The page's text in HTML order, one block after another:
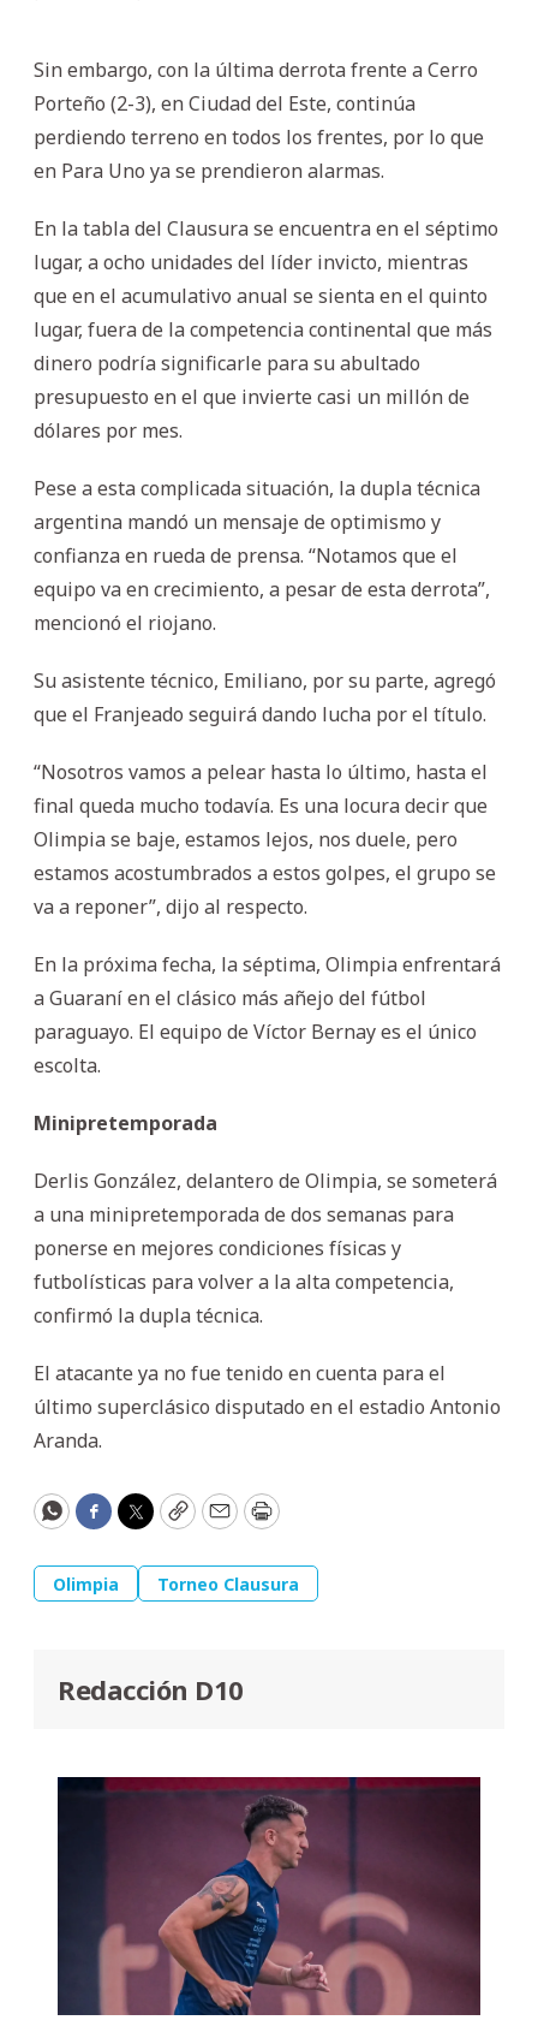
Sin embargo, con la última derrota frente a Cerro
Porteño (2-3), en Ciudad del Este, continúa
perdiendo terreno en todos los frentes, por lo que
en Para Uno ya se prendieron alarmas.
En la tabla del Clausura se encuentra en el séptimo
lugar, a ocho unidades del líder invicto, mientras
que en el acumulativo anual se sienta en el quinto
lugar, fuera de la competencia continental que más
dinero podría significarle para su abultado
presupuesto en el que invierte casi un millón de
dólares por mes.
Pese a esta complicada situación, la dupla técnica
argentina mandó un mensaje de optimismo y
confianza en rueda de prensa. “Notamos que el
equipo va en crecimiento, a pesar de esta derrota”,
mencionó el riojano.
Su asistente técnico, Emiliano, por su parte, agregó
que el Franjeado seguirá dando lucha por el título.
“Nosotros vamos a pelear hasta lo último, hasta el
final queda mucho todavía. Es una locura decir que
Olimpia se baje, estamos lejos, nos duele, pero
estamos acostumbrados a estos golpes, el grupo se
va a reponer”, dijo al respecto.
En la próxima fecha, la séptima, Olimpia enfrentará
a Guaraní en el clásico más añejo del fútbol
paraguayo. El equipo de Víctor Bernay es el único
escolta.
Minipretemporada
Derlis González, delantero de Olimpia, se someterá
a una minipretemporada de dos semanas para
ponerse en mejores condiciones físicas y
futbolísticas para volver a la alta competencia,
confirmó la dupla técnica.
El atacante ya no fue tenido en cuenta para el
último superclásico disputado en el estadio Antonio
Aranda.
WhatsApp
Facebook
Twitter
CopyEmailPrint
Olimpia Torneo Clausura
Redacción D10